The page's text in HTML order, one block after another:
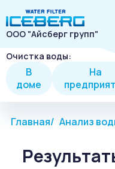
ООО "Айсберг групп"
Очистка воды:
В
доме
На
Главная Анализ